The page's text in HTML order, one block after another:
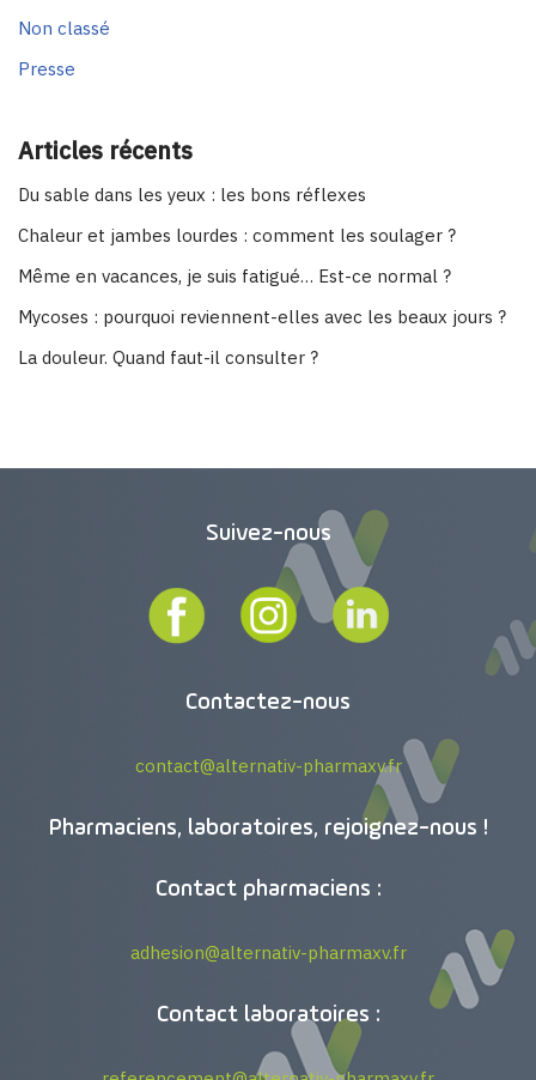
Non classé
Presse
Articles récents
Du sable dans les yeux : les bons réflexes
Chaleur et jambes lourdes : comment les soulager ?
Même en vacances, je suis fatigué… Est-ce normal ?
Mycoses : pourquoi reviennent-elles avec les beaux jours ?
La douleur. Quand faut-il consulter ?
Suivez-nous
Contactez-nous
contact@alternativ-pharmaxv.fr
Pharmaciens, laboratoires, rejoignez-nous !
Contact pharmaciens :
adhesion@alternativ-pharmaxv.fr
Contact laboratoires :